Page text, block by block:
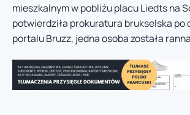
mieszkalnym w pobliżu placu Liedts na
potwierdziła prokuratura brukselska po
portalu Bruzz, jedna osoba została